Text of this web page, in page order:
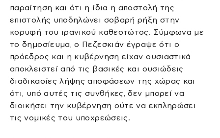
παραίτηση και ότι η ίδια η αποστολή της
επιστολής υποδηλώνει σοβαρή ρήξη στην
κορυφή του ιρανικού καθεστώτος. Σύμφωνα με
το δημοσίευμα, ο Πεζεσκιάν έγραψε ότι ο
πρόεδρος και η κυβέρνηση είχαν ουσιαστικά
αποκλειστεί από τις βασικές και ουσιώδεις
διαδικασίες λήψης αποφάσεων της χώρας και
ότι, υπό αυτές τις συνθήκες, δεν μπορεί να
διοικήσει την κυβέρνηση ούτε να εκπληρώσει
τις νομικές του υποχρεώσεις.